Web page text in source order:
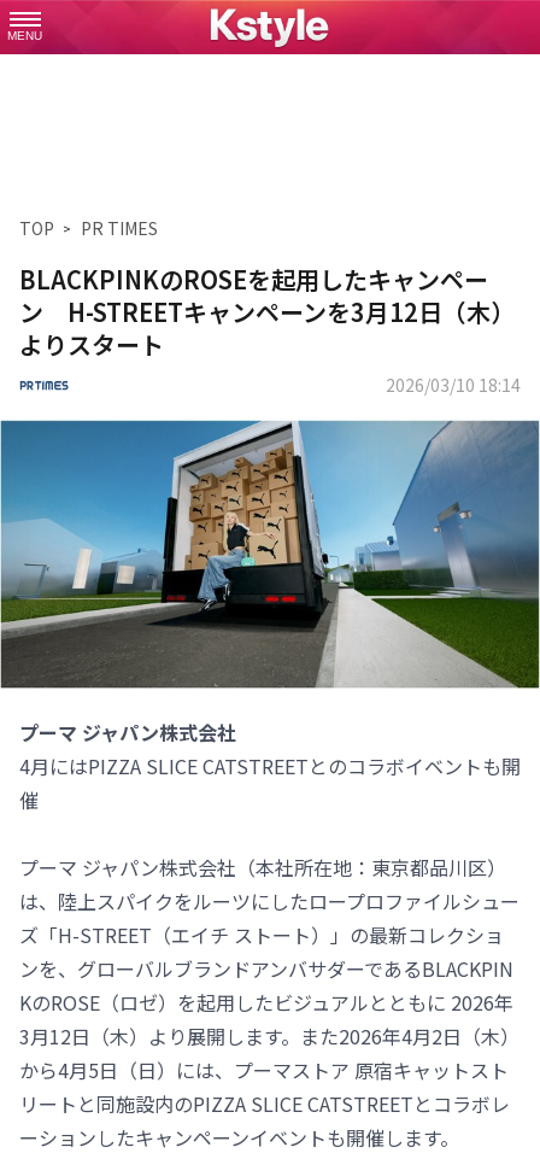
MENU
TOP PR TIMES
BLACKPINKのROSEを起用したキャンペー
ン H-STREETキャンペーンを3月12日（木）
よりスタート
2026/03/10 18:14
プーマ ジャパン株式会社
4月にはPIZZA SLICE CATSTREETとのコラボイベントも開
催
プーマ ジャパン株式会社（本社所在地：東京都品川区）
は、陸上スパイクをルーツにしたロープロファイルシュー
ズ「H-STREET（エイチ ストート）」の最新コレクショ
ンを、グローバルブランドアンバサダーであるBLACKPIN
KのROSE（ロゼ）を起用したビジュアルとともに 2026年
3月12日（木）より展開します。また2026年4月2日（木）
から4月5日（日）には、プーマストア 原宿キャットスト
リートと同施設内のPIZZA SLICE CATSTREETとコラボレ
ーションしたキャンペーンイベントも開催します。